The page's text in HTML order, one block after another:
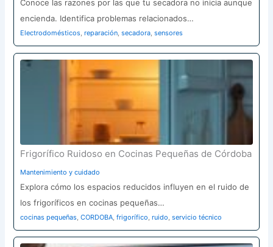
Conoce las razones por las que tu secadora no inicia aunque
encienda. Identifica problemas relacionados…
Electrodomésticos ,reparación ,secadora ,sensores
Frigorífico Ruidoso en Cocinas Pequeñas de Córdoba
Mantenimiento y cuidado
Explora cómo los espacios reducidos influyen en el ruido de
los frigoríficos en cocinas pequeñas…
cocinas pequeñas ,CORDOBA ,frigorífico ,ruido ,servicio técnico